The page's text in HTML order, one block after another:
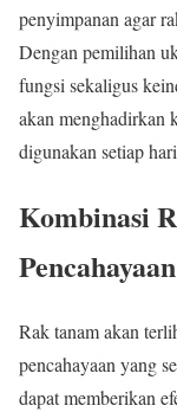
penyimpanan agar
Dengan pemilihan
fungsi sekaligus
akan menghadirkan
digunakan setiap
Kombinasi
Pencahayaan
Rak tanam akan
pencahayaan yang
dapat memberikan